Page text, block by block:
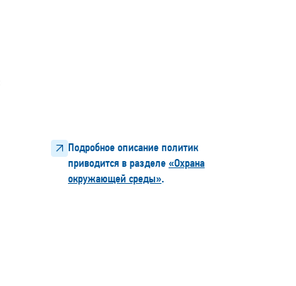
Подробное описание политик
приводится в разделе «Охрана
окружающей среды».